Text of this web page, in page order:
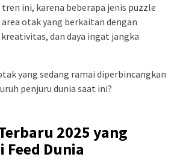
ini, karena beberapa jenis puzzle
otak yang berkaitan dengan
dan daya ingat jangka
yang sedang ramai diperbincangkan
penjuru dunia saat ini?
2025 yang
Feed Dunia